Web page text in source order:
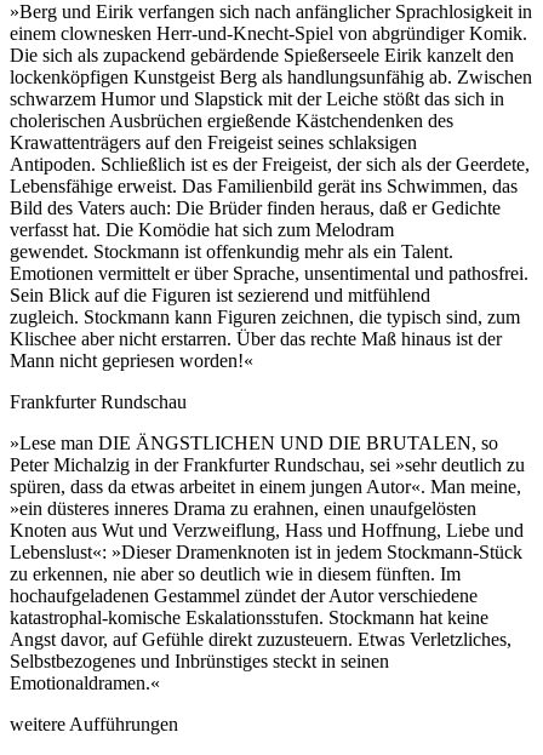
»Berg und Eirik verfangen sich nach anfänglicher Sprachlosigkeit in
einem clownesken Herr-und-Knecht-Spiel von abgründiger Komik.
Die sich als zupackend gebärdende Spießerseele Eirik kanzelt den
lockenköpfigen Kunstgeist Berg als handlungsunfähig ab. Zwischen
schwarzem Humor und Slapstick mit der Leiche stößt das sich in
cholerischen Ausbrüchen ergießende Kästchendenken des
Krawattenträgers auf den Freigeist seines schlaksigen
Antipoden. Schließlich ist es der Freigeist, der sich als der Geerdete,
Lebensfähige erweist. Das Familienbild gerät ins Schwimmen, das
Bild des Vaters auch: Die Brüder finden heraus, daß er Gedichte
verfasst hat. Die Komödie hat sich zum Melodram
gewendet. Stockmann ist offenkundig mehr als ein Talent.
Emotionen vermittelt er über Sprache, unsentimental und pathosfrei.
Sein Blick auf die Figuren ist sezierend und mitfühlend
zugleich. Stockmann kann Figuren zeichnen, die typisch sind, zum
Klischee aber nicht erstarren. Über das rechte Maß hinaus ist der
Mann nicht gepriesen worden!«
Frankfurter Rundschau
»Lese man DIE ÄNGSTLICHEN UND DIE BRUTALEN, so
Peter Michalzig in der Frankfurter Rundschau, sei »sehr deutlich zu
spüren, dass da etwas arbeitet in einem jungen Autor«. Man meine,
»ein düsteres inneres Drama zu erahnen, einen unaufgelösten
Knoten aus Wut und Verzweiflung, Hass und Hoffnung, Liebe und
Lebenslust«: »Dieser Dramenknoten ist in jedem Stockmann-Stück
zu erkennen, nie aber so deutlich wie in diesem fünften. Im
hochaufgeladenen Gestammel zündet der Autor verschiedene
katastrophal-komische Eskalationsstufen. Stockmann hat keine
Angst davor, auf Gefühle direkt zuzusteuern. Etwas Verletzliches,
Selbstbezogenes und Inbrünstiges steckt in seinen
Emotionaldramen.«
weitere Aufführungen